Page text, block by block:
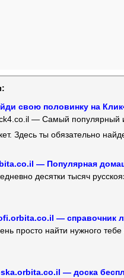
свою половинку на
— Самый популярный
Здесь ты обязательно
— Популярная
десятки тысяч
— справочник
просто найти нужного
— доска